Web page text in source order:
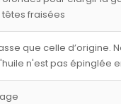
fraisées
que celle d’origine.
n'est pas épinglée